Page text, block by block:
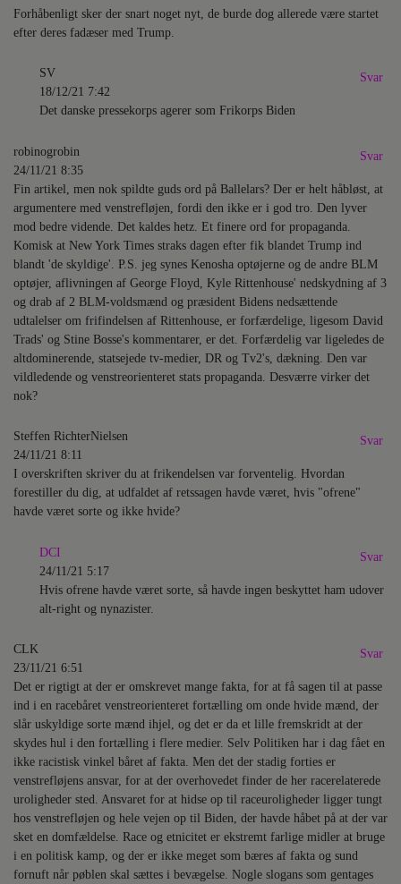
Forhåbenligt sker der snart noget nyt, de burde dog allerede være startet
efter deres fadæser med Trump.
SV
18/12/21 7:42
Det danske pressekorps agerer som Frikorps Biden
Svar
robinogrobin
24/11/21 8:35
Fin artikel, men nok spildte guds ord på Ballelars? Der er helt håbløst, at
argumentere med venstrefløjen, fordi den ikke er i god tro. Den lyver
mod bedre vidende. Det kaldes hetz. Et finere ord for propaganda.
Komisk at New York Times straks dagen efter fik blandet Trump ind
blandt 'de skyldige'. P.S. jeg synes Kenosha optøjerne og de andre BLM
optøjer, aflivningen af George Floyd, Kyle Rittenhouse' nedskydning af 3
og drab af 2 BLM-voldsmænd og præsident Bidens nedsættende
udtalelser om frifindelsen af Rittenhouse, er forfærdelige, ligesom David
Trads' og Stine Bosse's kommentarer, er det. Forfærdelig var ligeledes de
altdominerende, statsejede tv-medier, DR og Tv2's, dækning. Den var
vildledende og venstreorienteret stats propaganda. Desværre virker det
nok?
Svar
Steffen RichterNielsen
24/11/21 8:11
I overskriften skriver du at frikendelsen var forventelig. Hvordan
forestiller du dig, at udfaldet af retssagen havde været, hvis "ofrene"
havde været sorte og ikke hvide?
Svar
DCI
24/11/21 5:17
Hvis ofrene havde været sorte, så havde ingen beskyttet ham udover
alt-right og nynazister.
Svar
CLK
23/11/21 6:51
Det er rigtigt at der er omskrevet mange fakta, for at få sagen til at passe
ind i en racebåret venstreorienteret fortælling om onde hvide mænd, der
slår uskyldige sorte mænd ihjel, og det er da et lille fremskridt at der
skydes hul i den fortælling i flere medier. Selv Politiken har i dag fået en
ikke racistisk vinkel båret af fakta. Men det der stadig forties er
venstrefløjens ansvar, for at der overhovedet finder de her racerelaterede
uroligheder sted. Ansvaret for at hidse op til raceuroligheder ligger tungt
hos venstrefløjen og hele vejen op til Biden, der havde håbet på at der var
sket en domfældelse. Race og etnicitet er ekstremt farlige midler at bruge
i en politisk kamp, og der er ikke meget som bæres af fakta og sund
fornuft når pøblen skal sættes i bevægelse. Nogle slogans som gentages
Svar